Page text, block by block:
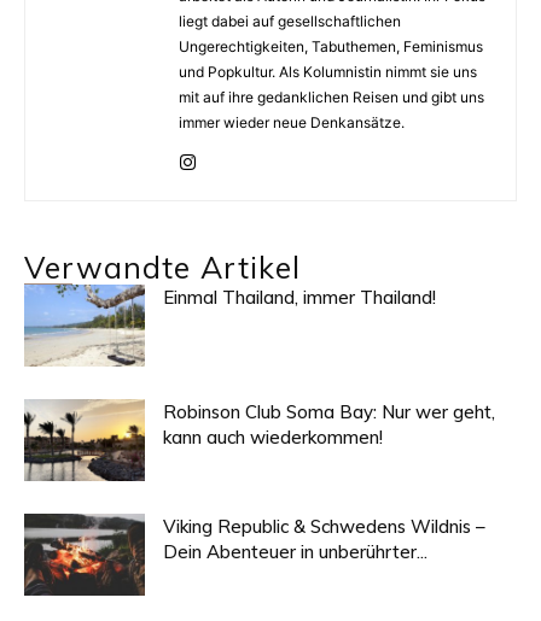
liegt dabei auf gesellschaftlichen
Ungerechtigkeiten, Tabuthemen, Feminismus
und Popkultur. Als Kolumnistin nimmt sie uns
mit auf ihre gedanklichen Reisen und gibt uns
immer wieder neue Denkansätze.
Verwandte Artikel
Einmal Thailand, immer Thailand!
Robinson Club Soma Bay: Nur wer geht,
kann auch wiederkommen!
Viking Republic & Schwedens Wildnis –
Dein Abenteuer in unberührter...